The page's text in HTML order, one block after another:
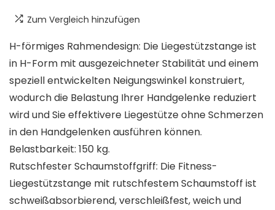
Zum Vergleich hinzufügen
H-förmiges Rahmendesign: Die Liegestützstange ist
in H-Form mit ausgezeichneter Stabilität und einem
speziell entwickelten Neigungswinkel konstruiert,
wodurch die Belastung Ihrer Handgelenke reduziert
wird und Sie effektivere Liegestütze ohne Schmerzen
in den Handgelenken ausführen können.
Belastbarkeit: 150 kg.
Rutschfester Schaumstoffgriff: Die Fitness-
Liegestützstange mit rutschfestem Schaumstoff ist
schweißabsorbierend, verschleißfest, weich und